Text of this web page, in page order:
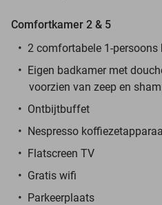
Comfortkamer 2 & 5
2 comfortabele 1-persoons
Eigen badkamer met
voorzien van zeep en
Ontbijtbuffet
Nespresso
Flatscreen TV
Gratis wifi
Parkeerplaats